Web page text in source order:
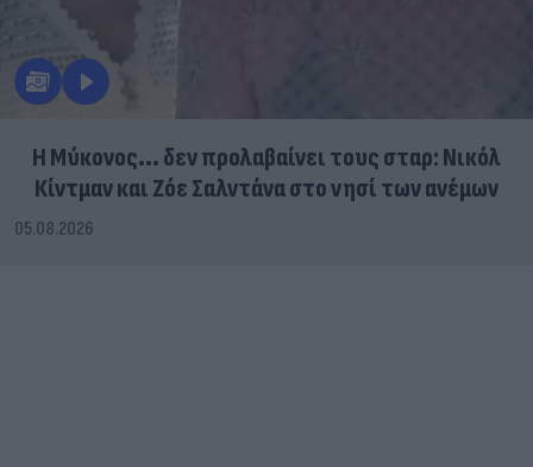
Η Μύκονος... δεν προλαβαίνει τους σταρ: Νικόλ
Κίντμαν και Ζόε Σαλντάνα στο νησί των ανέμων
05.08.2026